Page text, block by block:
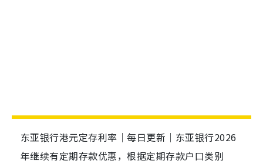
东亚银行港元定存利率｜每日更新｜东亚银行2026
年继续有定期存款优惠，根据定期存款户口类别